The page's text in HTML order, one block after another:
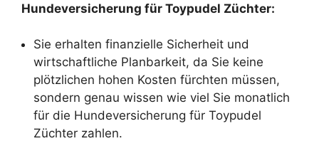
Hundeversicherung für Toypudel Züchter:
Sie erhalten finanzielle Sicherheit und
wirtschaftliche Planbarkeit, da Sie keine
plötzlichen hohen Kosten fürchten müssen,
sondern genau wissen wie viel Sie monatlich
für die Hundeversicherung für Toypudel
Züchter zahlen.